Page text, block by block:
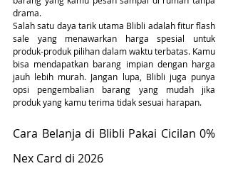
drama.
Salah satu daya tarik utama Blibli adalah fitur flash
sale yang menawarkan harga spesial untuk
produk-produk pilihan dalam waktu terbatas. Kamu
bisa mendapatkan barang impian dengan harga
jauh lebih murah. Jangan lupa, Blibli juga punya
opsi pengembalian barang yang mudah jika
produk yang kamu terima tidak sesuai harapan.
Cara Belanja di Blibli Pakai Cicilan 0%
Nex Card di 2026